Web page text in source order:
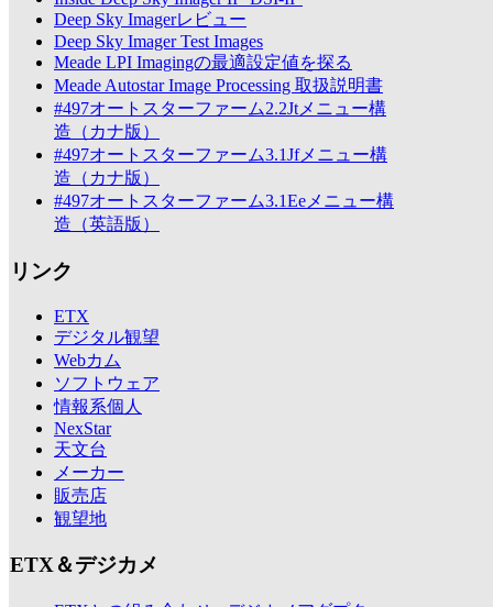
Deep Sky Imagerレビュー
Deep Sky Imager Test Images
Meade LPI Imagingの最適設定値を探る
Meade Autostar Image Processing 取扱説明書
#497オートスターファーム2.2Jtメニュー構
造（カナ版）
#497オートスターファーム3.1Jfメニュー構
造（カナ版）
#497オートスターファーム3.1Eeメニュー構
造（英語版）
リンク
ETX
デジタル観望
Webカム
ソフトウェア
情報系個人
NexStar
天文台
メーカー
販売店
観望地
ETX＆デジカメ